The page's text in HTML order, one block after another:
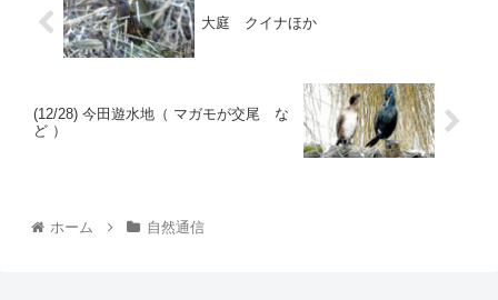
大庭 クイナほか
(12/28) 今田遊水地（ マガモが交尾 な
ど ）
ホーム 自然通信